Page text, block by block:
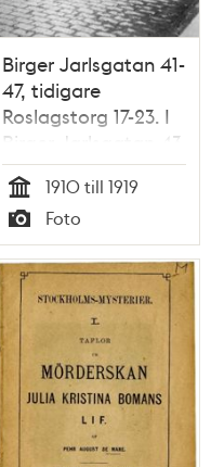
Birger Jarlsgatan 41-
47, tidigare
Roslagstorg 17-23. I
Birger Jarlsgatan 43
ligger Boråsbodens
beklädnadsaffär
med försäljning av
ex. ""mans och
ynglinga kostymer""
och ""elghuds
handskar""
Tid
1910 till 1919
Typ
Foto